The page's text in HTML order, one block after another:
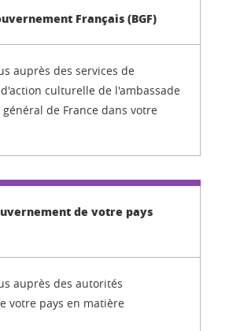
Français (BGF)
auprès des services de
culturelle de l'ambassade
de France dans votre
de votre pays
auprès des autorités
votre pays en matière